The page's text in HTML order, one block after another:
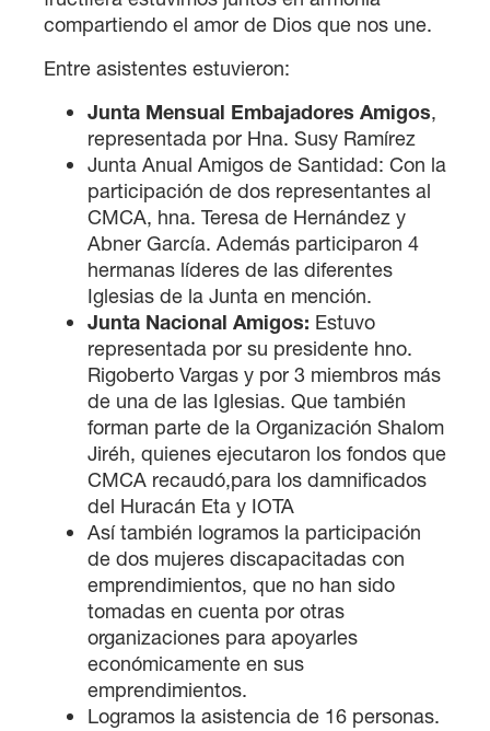
compartiendo el amor de Dios que nos une.
Entre asistentes estuvieron:
Junta Mensual Embajadores Amigos,
representada por Hna. Susy Ramírez
Junta Anual Amigos de Santidad: Con la
participación de dos representantes al
CMCA, hna. Teresa de Hernández y
Abner García. Además participaron 4
hermanas líderes de las diferentes
Iglesias de la Junta en mención.
Junta Nacional Amigos: Estuvo
representada por su presidente hno.
Rigoberto Vargas y por 3 miembros más
de una de las Iglesias. Que también
forman parte de la Organización Shalom
Jiréh, quienes ejecutaron los fondos que
CMCA recaudó,para los damnificados
del Huracán Eta y IOTA
Así también logramos la participación
de dos mujeres discapacitadas con
emprendimientos, que no han sido
tomadas en cuenta por otras
organizaciones para apoyarles
económicamente en sus
emprendimientos.
Logramos la asistencia de 16 personas.